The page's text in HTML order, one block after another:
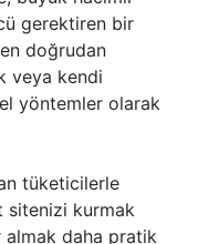
gerektiren bir
doğrudan
veya kendi
yöntemler olarak
tüketicilerle
sitenizi kurmak
almak daha pratik